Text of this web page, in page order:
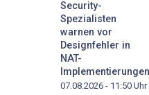
Security-
Spezialisten
warnen vor
Designfehler in
NAT-
Implementierungen
07.08.2026 - 11:50 Uhr